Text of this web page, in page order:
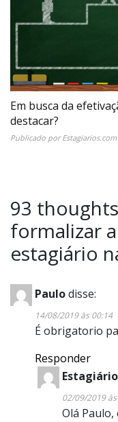
Em busca da
destacar?
Publicado porEstagiarios.com
93
formalizar
estagiário
Paulodisse:
14/08/2019 às 00:14
É obrigatorio
Responder
02/09/2019
Olá